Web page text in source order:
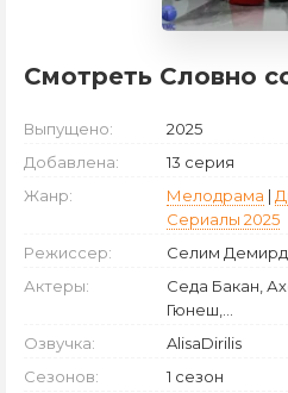
Смотреть Словно
Выпущено:
2025
Добавлена:
13 серия
Жанр:
Мелодрама |
Сериалы 2025
Режиссер:
Селим
Актеры:
Седа Бакан,
Гюнеш,...
Озвучка:
AlisaDirilis
Сезонов:
1 сезон